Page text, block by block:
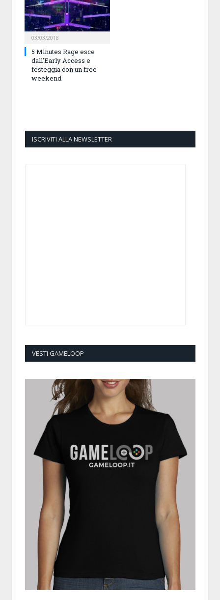
03/03/2018
5 Minutes Rage esce
dall’Early Access e
festeggia con un free
weekend
ISCRIVITI ALLA NEWSLETTER
VESTI GAMELOOP